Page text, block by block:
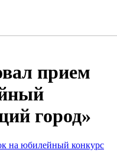
прием
город»